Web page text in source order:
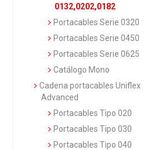
0132,0202,0182
Portacables Serie 0320
Portacables Serie 0450
Portacables Serie 0625
Catálogo Mono
Cadena portacables Uniflex
Advanced
Portacables Tipo 020
Portacables Tipo 030
Portacables Tipo 040